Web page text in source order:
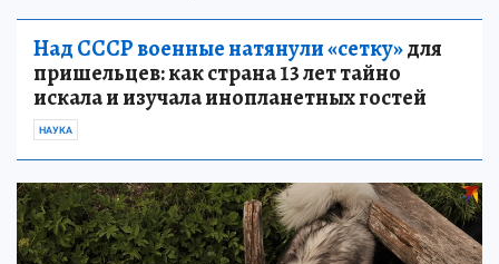
Над СССР военные натянули «сетку»для
пришельцев: как страна 13 лет тайно
искала и изучала инопланетных гостей
НАУКА